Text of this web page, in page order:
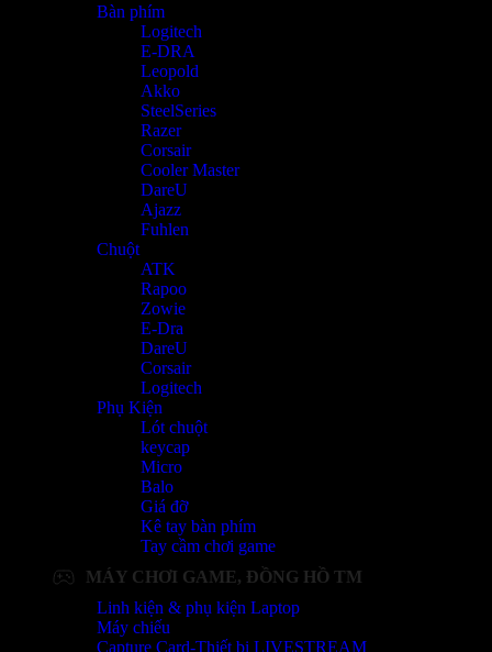
Bàn phím
Logitech
E-DRA
Leopold
Akko
SteelSeries
Razer
Corsair
Cooler Master
DareU
Ajazz
Fuhlen
Chuột
ATK
Rapoo
Zowie
E-Dra
DareU
Corsair
Logitech
Phụ Kiện
Lót chuột
keycap
Micro
Balo
Giá đỡ
Kê tay bàn phím
Tay cầm chơi game
MÁY CHƠI GAME, ĐỒNG HỒ TM
Linh kiện & phụ kiện Laptop
Máy chiếu
Capture Card-Thiết bị LIVESTREAM